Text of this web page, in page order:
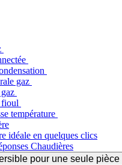
gaz
fioul
température
idéale en quelques clics
Chaudières
pour une seule pièce